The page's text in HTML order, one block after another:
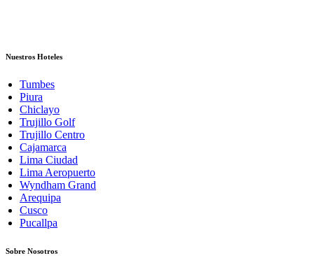
Nuestros Hoteles
Tumbes
Piura
Chiclayo
Trujillo Golf
Trujillo Centro
Cajamarca
Lima Ciudad
Lima Aeropuerto
Wyndham Grand
Arequipa
Cusco
Pucallpa
Sobre Nosotros